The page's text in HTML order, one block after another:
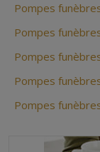
Pompes
Pompes
Pompes
Pompes
Pompes